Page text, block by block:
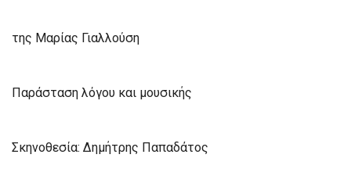
της Μαρίας Γιαλλούση
Παράσταση λόγου και μουσικής
Σκηνοθεσία: Δημήτρης Παπαδάτος